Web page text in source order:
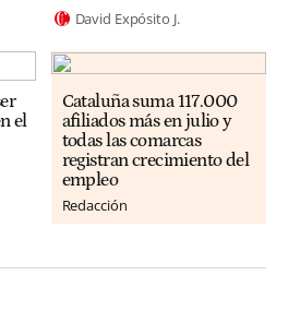
David Expósito J.
el
Cataluña suma 117.000
afiliados más en julio y
todas las comarcas
registran crecimiento del
empleo
Redacción